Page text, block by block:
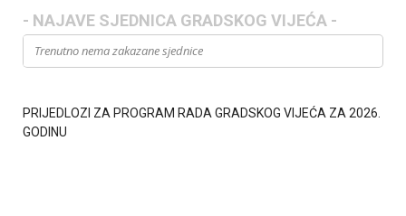
- NAJAVE SJEDNICA GRADSKOG VIJEĆA -
Trenutno nema zakazane sjednice
PRIJEDLOZI ZA PROGRAM RADA GRADSKOG VIJEĆA ZA 2026.
GODINU